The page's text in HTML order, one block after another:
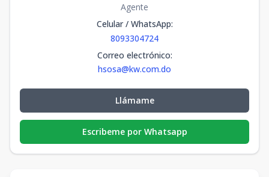
Agente
Celular / WhatsApp:
8093304724
Correo electrónico:
hsosa@kw.com.do
Llámame
Escribeme por Whatsapp